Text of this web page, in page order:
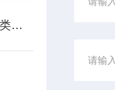
不锈钢离心泵的清洁和不同类产品的安装使用